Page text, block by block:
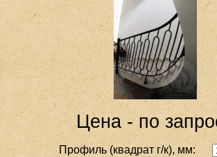
Цена - по
Профиль (квадрат г/к), мм: